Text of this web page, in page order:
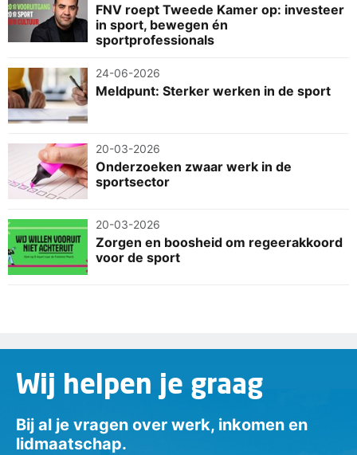
FNV roept Tweede Kamer op: investeer
in sport, bewegen én
sportprofessionals
24-06-2026
Meldpunt: Sterker werken in de sport
20-03-2026
Onderzoeken zwaar werk in de
sportsector
20-03-2026
Zorgen en boosheid om regeerakkoord
voor de sport
Wij helpen je graag
Bij al je vragen over werk, inkomen en
lidmaatschap.